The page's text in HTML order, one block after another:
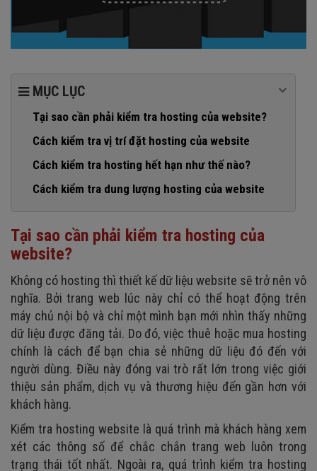
MỤC LỤC
Tại sao cần phải kiểm tra hosting của website?
Cách kiểm tra vị trí đặt hosting của website
Cách kiểm tra hosting hết hạn như thế nào?
Cách kiểm tra dung lượng hosting của website
Tại sao cần phải kiểm tra hosting của
website?
Không có hosting thì thiết kế dữ liệu website sẽ trở nên vô
nghĩa. Bởi trang web lúc này chỉ có thể hoạt động trên
máy chủ nội bộ và chỉ một mình bạn mới nhìn thấy những
dữ liệu được đăng tải. Do đó, việc thuê hoặc mua hosting
chính là cách để bạn chia sẻ những dữ liệu đó đến với
người dùng. Điều này đóng vai trò rất lớn trong việc giới
thiệu sản phẩm, dịch vụ và thương hiệu đến gần hơn với
khách hàng.
Kiểm tra hosting website là quá trình mà khách hàng xem
xét các thông số để chắc chắn trang web luôn trong
trạng thái tốt nhất. Ngoài ra, quá trình kiểm tra hosting